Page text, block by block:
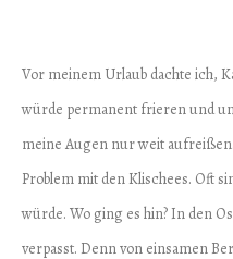
Vor meinem Urlaub dachte ich,
würde permanent frieren und
meine Augen nur weit
Problem mit den Klischees. Oft
würde. Wo ging es hin? In den
verpasst. Denn von einsamen